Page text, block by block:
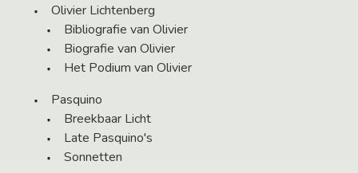
Olivier Lichtenberg
Bibliografie van Olivier
Biografie van Olivier
Het Podium van Olivier
Pasquino
Breekbaar Licht
Late Pasquino's
Sonnetten